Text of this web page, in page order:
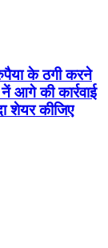
रुपैया के ठगी करने
आगे की कार्रवाई
शेयर कीजिए